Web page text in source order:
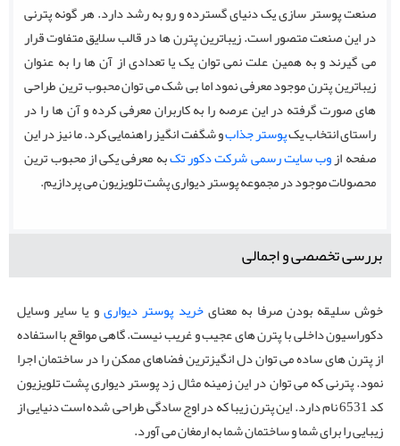
صنعت پوستر سازی یک دنیای گسترده و رو به رشد دارد. هر گونه پترنی
در این صنعت متصور است. زیباترین پترن ها در قالب سلایق متفاوت قرار
می گیرند و به همین علت نمی توان یک یا تعدادی از آن ها را به عنوان
زیباترین پترن موجود معرفی نمود اما بی شک می توان محبوب ترین طراحی
های صورت گرفته در این عرصه را به کاربران معرفی کرده و آن ها را در
راستای انتخاب یکپوستر جذابو شگفت انگیز راهنمایی کرد. ما نیز در این
صفحه ازوب سایت رسمی شرکت دکور تکبه معرفی یکی از محبوب ترین
محصولات موجود در مجموعه پوستر دیواری پشت تلویزیون می پردازیم.
بررسی تخصصی و اجمالی
خوش سلیقه بودن صرفا به معنایخرید پوستر دیواریو یا سایر وسایل
دکوراسیون داخلی با پترن های عجیب و غریب نیست. گاهی مواقع با استفاده
از پترن های ساده می توان دل انگیزترین فضاهای ممکن را در ساختمان اجرا
نمود. پترنی که می توان در این زمینه مثال زد پوستر دیواری پشت تلویزیون
کد 6531 نام دارد. این پترن زیبا که در اوج سادگی طراحی شده است دنیایی از
زیبایی را برای شما و ساختمان شما به ارمغان می آورد.